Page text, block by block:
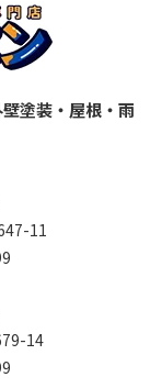
塗装・屋根・雨
11
14